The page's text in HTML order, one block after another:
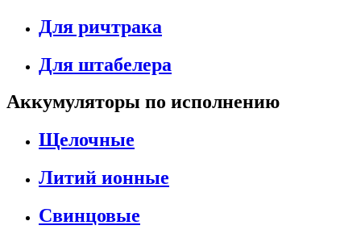
Для ричтрака
Для штабелера
Аккумуляторы по исполнению
Щелочные
Литий ионные
Свинцовые